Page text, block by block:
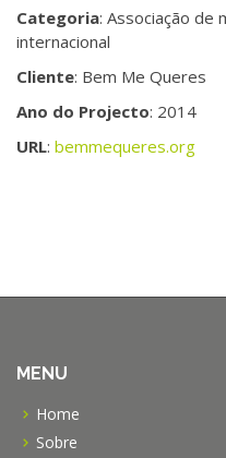
Categoria: Associação de
internacional
Cliente: Bem Me Queres
Ano do Projecto: 2014
URL: bemmequeres.org
MENU
Home
Sobre